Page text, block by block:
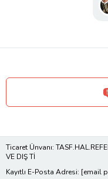
Ticaret Ünvanı:
VE DIŞ Tİ
Kayıtlı E-Posta Adresi: [email